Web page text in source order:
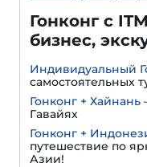
Гонконг с
бизнес,
Индивидуальный
самостоятельных
Гонконг + Хайнань
Гавайях
Гонконг +
путешествие по
Азии!